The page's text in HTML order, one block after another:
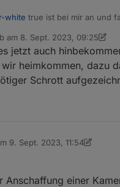
white true ist bei mir an und
am 8. Sept. 2023, 09:25
editiert von Walter White9.
jetzt auch
heimkommen, dazu
Schrott
9. Sept. 2023, 11:54
von Android519. Sept.
Anschaffung einer